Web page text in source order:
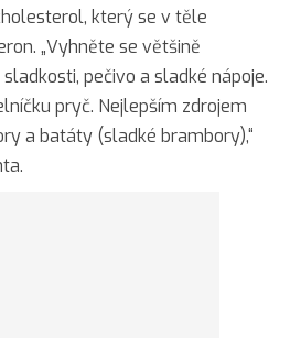
který se v těle
„Vyhněte se většině
pečivo a sladké nápoje.
pryč. Nejlepším zdrojem
a batáty (sladké brambory),“